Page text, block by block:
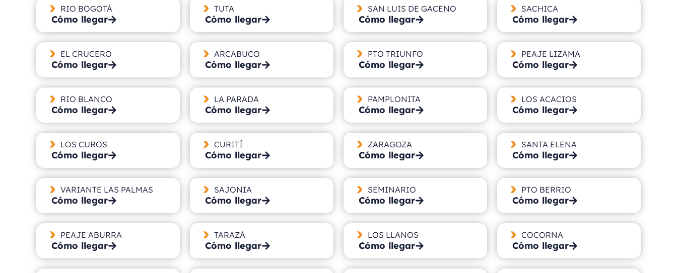
RIO BOGOTÁ
Cómo llegar
TUTA
Cómo llegar
SAN LUIS DE GACENO
Cómo llegar
SACHICA
Cómo llegar
EL CRUCERO
Cómo llegar
ARCABUCO
Cómo llegar
PTO TRIUNFO
Cómo llegar
PEAJE LIZAMA
Cómo llegar
RIO BLANCO
Cómo llegar
LA PARADA
Cómo llegar
PAMPLONITA
Cómo llegar
LOS ACACIOS
Cómo llegar
LOS CUROS
Cómo llegar
CURITÍ
Cómo llegar
ZARAGOZA
Cómo llegar
SANTA ELENA
Cómo llegar
VARIANTE LAS PALMAS
Cómo llegar
SAJONIA
Cómo llegar
SEMINARIO
Cómo llegar
PTO BERRIO
Cómo llegar
PEAJE ABURRA
Cómo llegar
TARAZÁ
Cómo llegar
LOS LLANOS
Cómo llegar
COCORNA
Cómo llegar